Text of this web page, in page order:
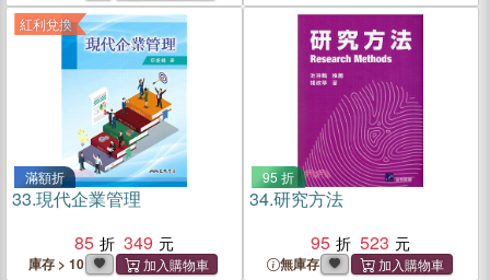
紅利兌換
滿額折
33.現代企業管理
85
349
庫存 > 10
95 折
34.研究方法
95
523
無庫存